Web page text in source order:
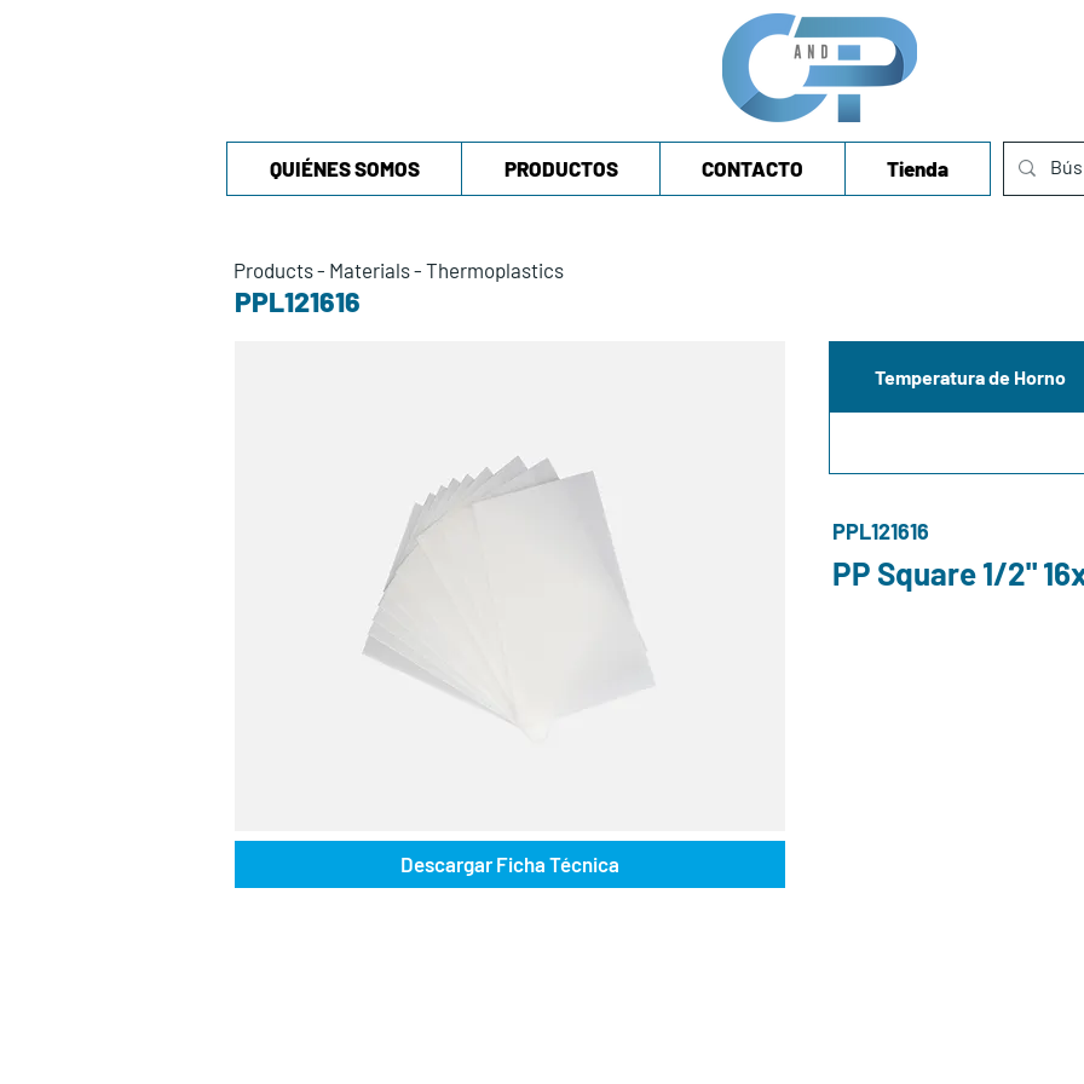
QUIÉNES SOMOS PRODUCTOS CONTACTO Tienda
Products- Materials- Thermoplastics
PPL121616
Descargar Ficha Técnica
Temperatura de Horno
PPL121616
PP Square 1/2"